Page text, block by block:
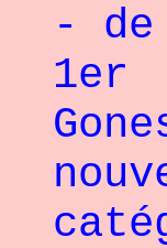
- de
1er